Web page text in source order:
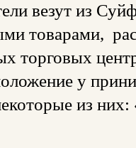
везут из
товарами,
торговых
у
из них: